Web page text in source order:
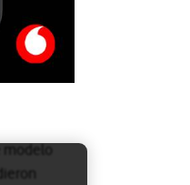
modelo